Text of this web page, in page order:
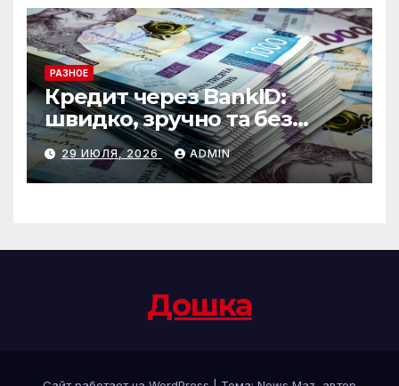
РАЗНОЕ
Кредит через BankID:
швидко, зручно та без
зайвих формальностей
29 ИЮЛЯ, 2026 ADMIN
Дошка